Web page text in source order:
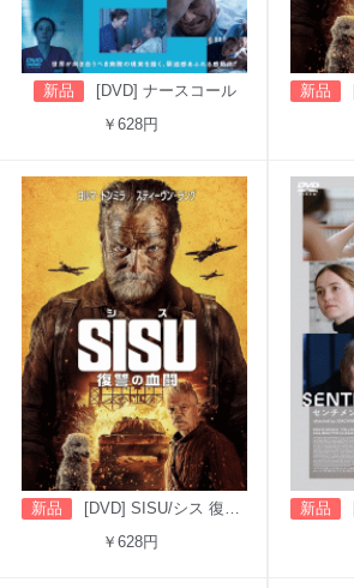
新品
[DVD] ナースコール
￥628円
新品
新品
[DVD] SISU/シス 復讐の血闘（字幕版）
￥628円
新品